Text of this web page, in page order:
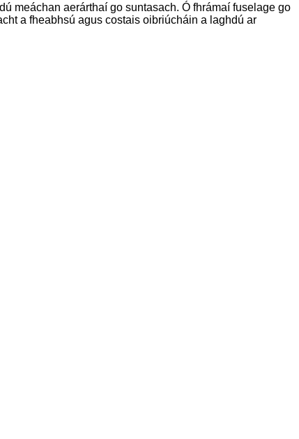
meáchan aerárthaí go suntasach. Ó fhrámaí fuselage go
a fheabhsú agus costais oibriúcháin a laghdú ar